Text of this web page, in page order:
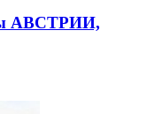
АВСТРИИ,